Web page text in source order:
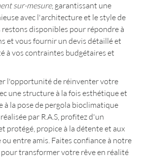
sur-mesure, garantissant une
avec l'architecture et le style de
disponibles pour répondre à
et vous fournir un devis détaillé et
à vos contraintes budgétaires et
l'opportunité de réinventer votre
une structure à la fois esthétique et
à la pose de pergola bioclimatique
par R.A.S, profitez d'un
protégé, propice à la détente et aux
entre amis. Faites confiance à notre
transformer votre rêve en réalité